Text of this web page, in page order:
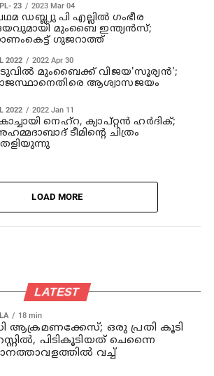
23 2023 Mar 04
ഡബ്ല്യു പി എല്ലില്‍ ഗംഭീര
മുംബൈ ഇന്ത്യന്‍സ്;
ഗുജറാത്ത്
2022 2022 Apr 30
മുംബൈക്ക് വിജയ'സൂര്യന്‍';
ആശ്വാസജയം
2022 2022 Jan 11
നെഹ്‌റ, ക്യാപ്റ്റന്‍ ഹര്‍ദിക്;
ടീമിന്റെ ചിത്രം
LOAD MORE
LATEST
18 min
ആക്രമണക്കേസ്; ഒരു പ്രതി കൂടി
പിടികൂടിയത് ചെന്നൈ
വച്ച്